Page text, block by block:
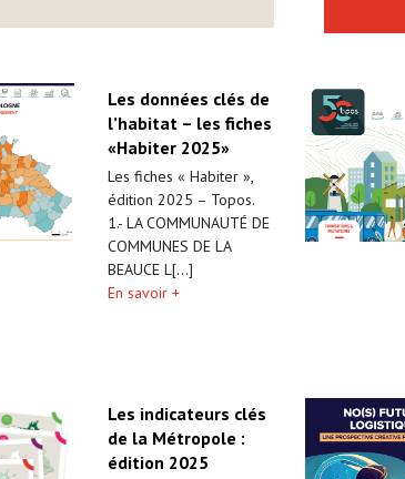
Les données clés de
l’habitat – les fiches
«Habiter 2025»
Les fiches « Habiter »,
édition 2025 – Topos.
1.- LA COMMUNAUTÉ DE
COMMUNES DE LA
BEAUCE L[...]
En savoir +
Les indicateurs clés
de la Métropole :
édition 2025